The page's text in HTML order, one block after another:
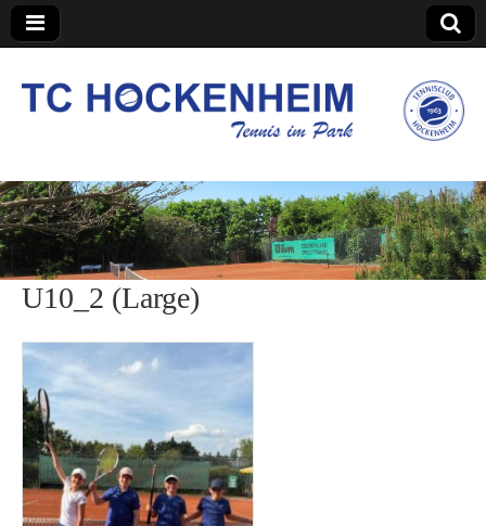
TC Hockenheim
U10_2 (Large)